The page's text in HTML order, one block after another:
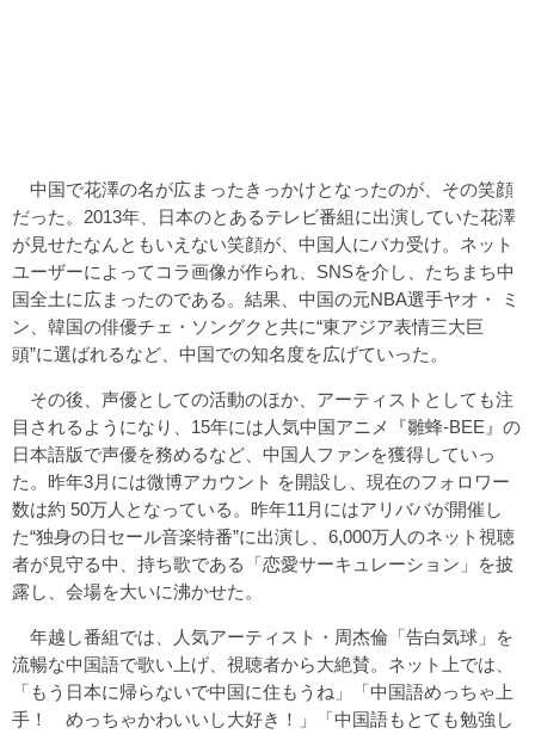
中国で花澤の名が広まったきっかけとなったのが、その笑顔
だった。2013年、日本のとあるテレビ番組に出演していた花澤
が見せたなんともいえない笑顔が、中国人にバカ受け。ネット
ユーザーによってコラ画像が作られ、SNSを介し、たちまち中
国全土に広まったのである。結果、中国の元NBA選手ヤオ・ ミ
ン、韓国の俳優チェ・ソングクと共に“東アジア表情三大巨
頭”に選ばれるなど、中国での知名度を広げていった。
その後、声優としての活動のほか、アーティストとしても注
目されるようになり、15年には人気中国アニメ『雛蜂-BEE』の
日本語版で声優を務めるなど、中国人ファンを獲得していっ
た。昨年3月には微博アカウント を開設し、現在のフォロワー
数は約 50万人となっている。昨年11月にはアリババが開催し
た“独身の日セール音楽特番”に出演し、6,000万人のネット視聴
者が見守る中、持ち歌である「恋愛サーキュレーション」を披
露し、会場を大いに沸かせた。
年越し番組では、人気アーティスト・周杰倫「告白気球」を
流暢な中国語で歌い上げ、視聴者から大絶賛。ネット上では、
「もう日本に帰らないで中国に住もうね」「中国語めっちゃ上
手！ めっちゃかわいいし大好き！」「中国語もとても勉強し